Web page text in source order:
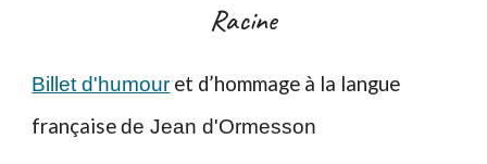
Racine
Billet d'humour et d’hommage à la langue
françaisede Jean d'Ormesson